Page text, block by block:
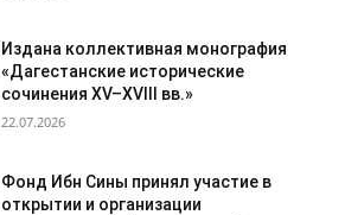
Издана коллективная монография
«Дагестанские исторические
сочинения XV–XVIII вв.»
22.07.2026
Фонд Ибн Сины принял участие в
открытии и организации